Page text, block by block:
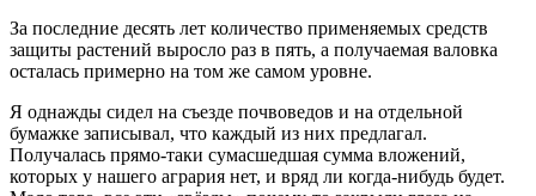
За последние десять лет количество применяемых средств
защиты растений выросло раз в пять, а получаемая валовка
осталась примерно на том же самом уровне.
Я однажды сидел на съезде почвоведов и на отдельной
бумажке записывал, что каждый из них предлагал.
Получалась прямо-таки сумасшедшая сумма вложений,
которых у нашего агрария нет, и вряд ли когда-нибудь будет.